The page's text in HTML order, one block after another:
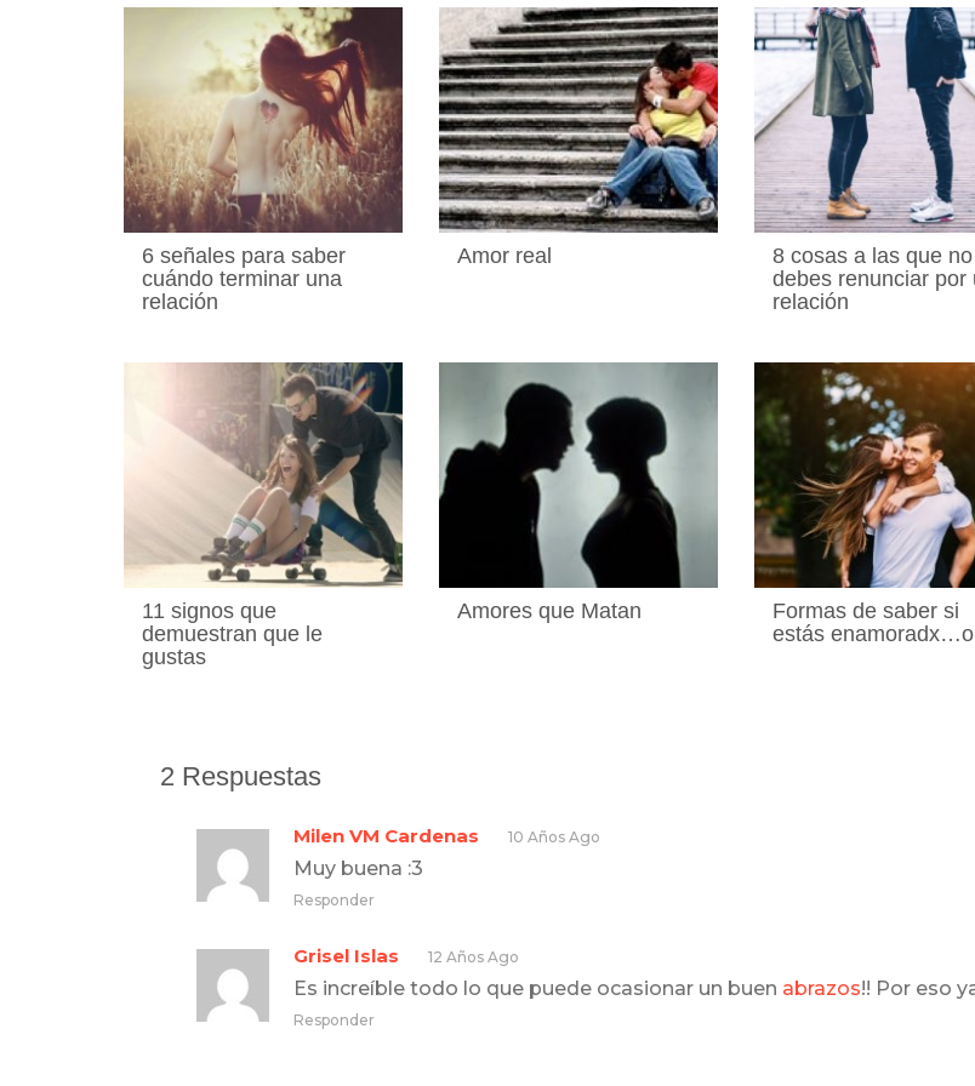
6 señales para saber
cuándo terminar una
relación
Amor real
8 cosas a las que no
debes renunciar por
relación
11 signos que
demuestran que le
gustas
Amores que Matan
Formas de saber si
estás
2 Respuestas
Milen VM Cardenas 10 Años Ago
Muy buena :3
Responder
Grisel Islas 12 Años Ago
Es increíble todo lo que puede ocasionar un buen abrazos!! Por eso
Responder